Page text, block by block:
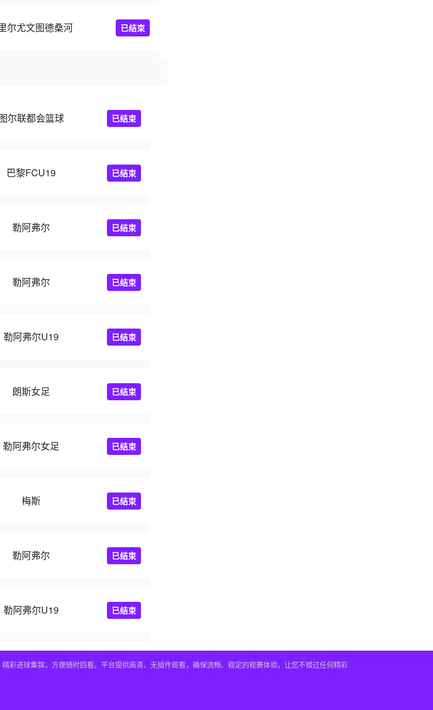
尔尤文图德桑河 已结束
尔联都会篮球 已结束
巴黎FCU19 已结束
勒阿弗尔 已结束
勒阿弗尔 已结束
勒阿弗尔U19 已结束
朗斯女足 已结束
勒阿弗尔女足 已结束
梅斯 已结束
勒阿弗尔 已结束
勒阿弗尔U19 已结束
彩进球集锦，方便随时回看。平台提供高清、无插件观看，确保流畅、稳定的观赛体验，让您不错过任何精彩